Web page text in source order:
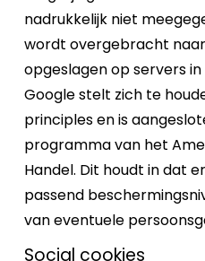
nadrukkelijk niet
wordt overgebracht
opgeslagen op servers
Google stelt zich te
principles en is
programma van het
Handel. Dit houdt in dat
passend
van eventuele
Social cookies